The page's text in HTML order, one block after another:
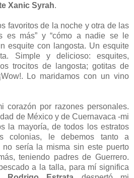
Xanic Syrah.
favoritos de la noche y otra de las
es más” y “cómo a nadie se le
esquite con langosta. Un esquite
Simple y delicioso: esquites,
trocitos de langosta; gotitas de
Lo maridamos con un vino
corazón por razones personales.
de México y de Cuernavaca -mi
la mayoría, de todos los estratos
colonias, le debemos tanto a
no sería la misma sin este puerto
teniendo padres de Guerrero.
a la talla, para mí significa